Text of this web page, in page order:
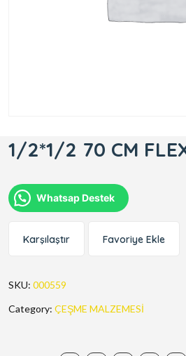
1/2*1/2 70 CM
Whatsap Destek
Karşılaştır Favoriye Ekle
SKU: 000559
Category: ÇEŞME MALZEMESİ